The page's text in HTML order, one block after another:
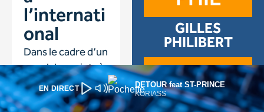
EN DIRECT DETOUR feat ST-PRINCE
KORIASS